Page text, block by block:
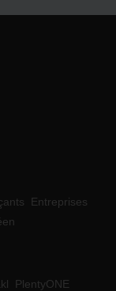
Entreprises
PlentyONE